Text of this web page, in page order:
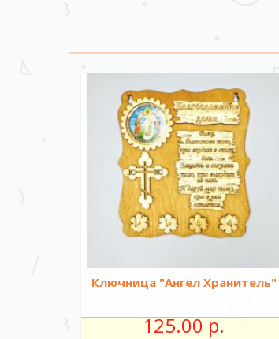
Ключница "Ангел Хранитель"
125.00 р.